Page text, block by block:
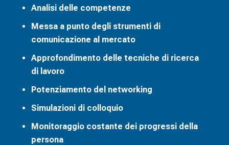
Analisi delle competenze
Messa a punto degli strumenti di
comunicazione al mercato
Approfondimento delle tecniche di ricerca
di lavoro
Potenziamento del networking
Simulazioni di colloquio
Monitoraggio costante dei progressi della
persona